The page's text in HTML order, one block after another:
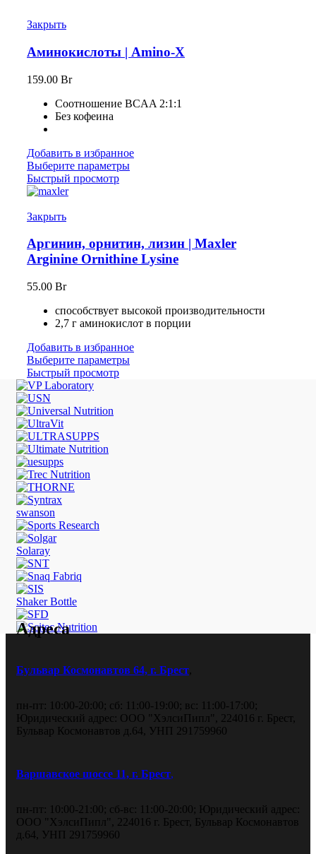
Закрыть
Аминокислоты | Amino-X
159.00 Br
Соотношение BCAA 2:1:1
Без кофеина
Добавить в избранное
Выберите параметры
Быстрый просмотр
Закрыть
Аргинин, орнитин, лизин | Maxler
Arginine Ornithine Lysine
55.00 Br
способствует высокой производительности
2,7 г аминокислот в порции
Добавить в избранное
Выберите параметры
Быстрый просмотр
swanson
Solaray
Shaker Bottle
Адреса
Бульвар Космонавтов 64, г. Брест,
пн-пт: 10:00-20:00; сб: 11:00-19:00; вс: 11:00-17:00;
Юридический адрес: ООО "ХэлсиПипл", 224016 г. Брест,
Бульвар Космонавтов д.64, УНП 291759960
Варшавское шоссе 11, г. Брест,
пн-пт: 10:00-21:00; сб-вс: 11:00-20:00; Юридический адрес:
ООО "ХэлсиПипл", 224016 г. Брест, Бульвар Космонавтов
д.64, УНП 291759960